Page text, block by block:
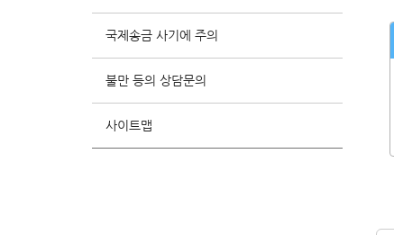
국제송금 사기에 주의
불만 등의 상담문의
사이트맵